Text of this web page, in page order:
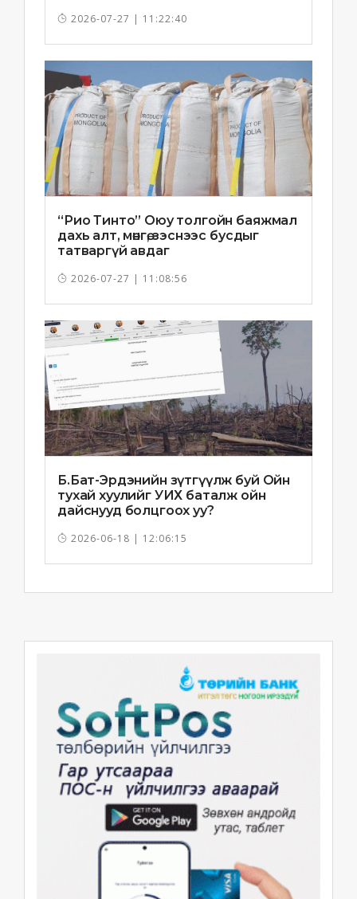
2026-07-27 | 11:22:40
“Рио Тинто” Оюу толгойн баяжмал
дахь алт, мөнгө, зэснээс бусдыг
татваргүй авдаг
2026-07-27 | 11:08:56
Б.Бат-Эрдэнийн зүтгүүлж буй Ойн
тухай хуулийг УИХ баталж ойн
дайснууд болцгоох уу?
2026-06-18 | 12:06:15